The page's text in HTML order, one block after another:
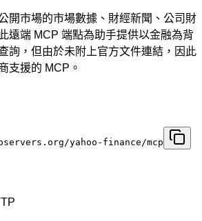
開市場的市場數據、財經新聞、公司財
遠端 MCP 端點為助手提供以金融為背
詢，但由於未附上官方文件連結，因此
支援的 MCP。
yahoo-finance/mcp